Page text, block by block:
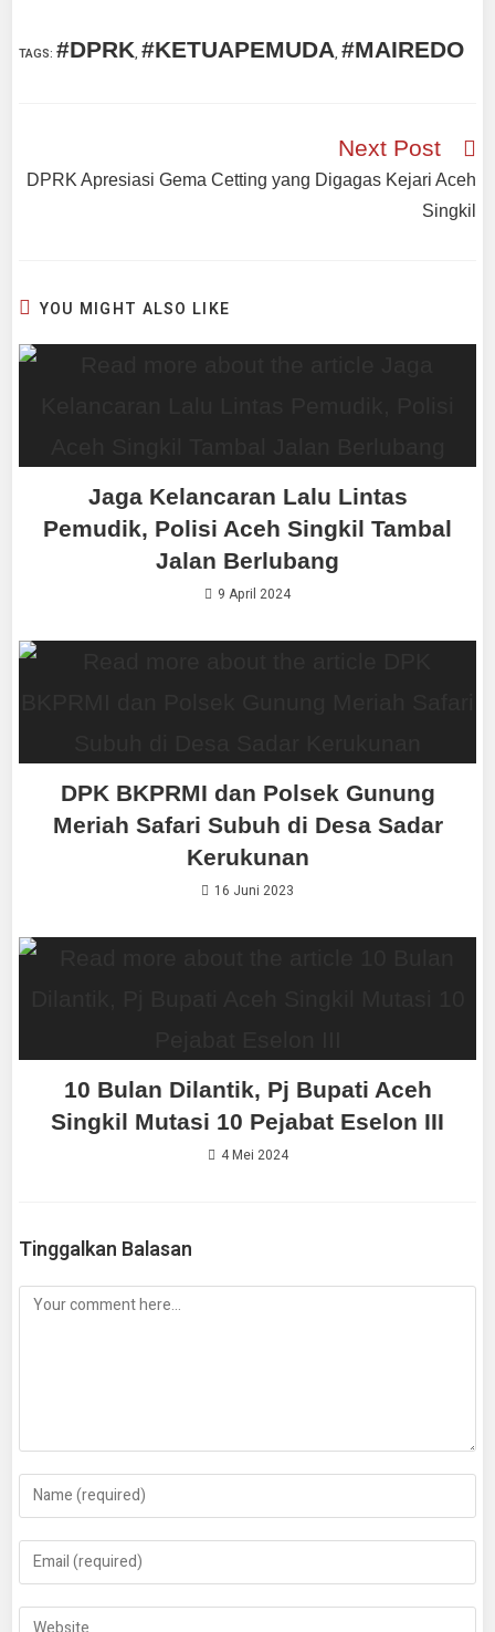
TAGS:#DPRK, #KETUAPEMUDA, #MAIREDO
Next Post
DPRK Apresiasi Gema Cetting yang Digagas Kejari Aceh
Singkil
YOU MIGHT ALSO LIKE
Jaga Kelancaran Lalu Lintas
Pemudik, Polisi Aceh Singkil Tambal
Jalan Berlubang
9 April 2024
DPK BKPRMI dan Polsek Gunung
Meriah Safari Subuh di Desa Sadar
Kerukunan
16 Juni 2023
10 Bulan Dilantik, Pj Bupati Aceh
Singkil Mutasi 10 Pejabat Eselon III
4 Mei 2024
Tinggalkan Balasan